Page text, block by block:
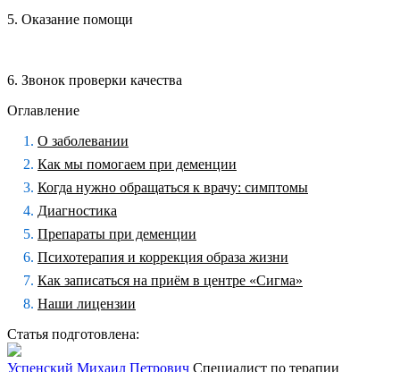
5. Оказание помощи
6. Звонок проверки качества
Оглавление
О заболевании
Как мы помогаем при деменции
Когда нужно обращаться к врачу: симптомы
Диагностика
Препараты при деменции
Психотерапия и коррекция образа жизни
Как записаться на приём в центре «Сигма»
Наши лицензии
Статья подготовлена:
Успенский Михаил Петрович Специалист по терапии